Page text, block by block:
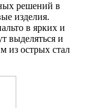
решений в
изделия.
в ярких и
выделяться и
из острых стал